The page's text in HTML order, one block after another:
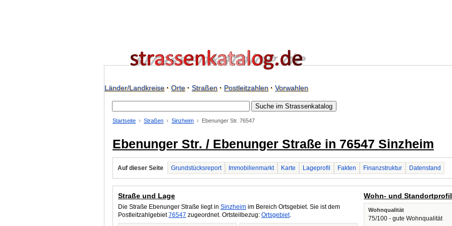
Länder/Landkreise· Orte· Straßen· Postleitzahlen· Vorwahlen
Startseite Straßen Sinzheim Ebenunger Str. 76547
Ebenunger Str. / Ebenunger Straße in 76547 Sinzheim
Auf dieser Seite Grundstücksreport Immobilienmarkt Karte Lageprofil Fakten Finanzstruktur Datenstand
Straße und Lage
Die Straße Ebenunger Straße liegt in Sinzheim im Bereich Ortsgebiet. Sie ist dem
Postleitzahlgebiet76547 zugeordnet. Ortsteilbezug: Ortsgebiet.
Wohn- und Standortprofil
Wohnqualität
75/100 - gute Wohnqualität